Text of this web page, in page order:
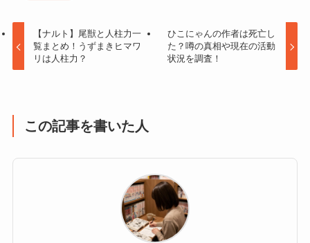
【ナルト】尾獣と人柱力一
覧まとめ！うずまきヒマワ
リは人柱力？
ひこにゃんの作者は死亡し
た？噂の真相や現在の活動
状況を調査！
この記事を書いた人